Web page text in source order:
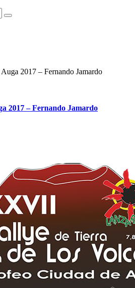
2017 – Fernando Jamardo
2017 – Fernando Jamardo